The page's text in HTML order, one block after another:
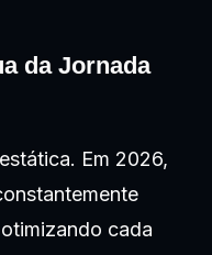
da Jornada
Em 2026,
cada